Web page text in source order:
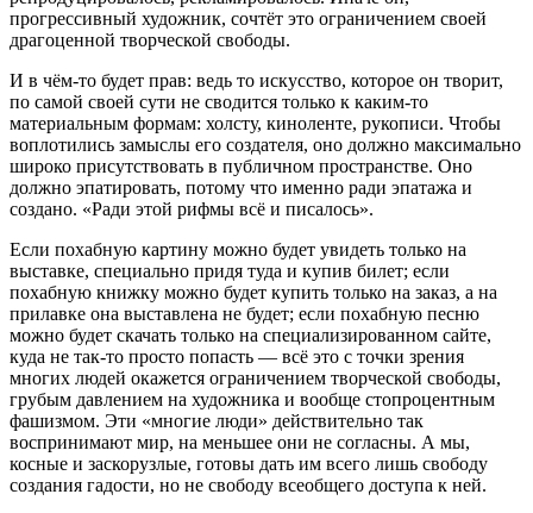
прогрессивный художник, сочтёт это ограничением своей
драгоценной творческой свободы.
И в чём-то будет прав: ведь то искусство, которое он творит,
по самой своей сути не сводится только к каким-то
материальным формам: холсту, киноленте, рукописи. Чтобы
воплотились замыслы его создателя, оно должно максимально
широко присутствовать в публичном пространстве. Оно
должно эпатировать, потому что именно ради эпатажа и
создано. «Ради этой рифмы всё и писалось».
Если похабную картину можно будет увидеть только на
выставке, специально придя туда и купив билет; если
похабную книжку можно будет купить только на заказ, а на
прилавке она выставлена не будет; если похабную песню
можно будет скачать только на специализированном сайте,
куда не так-то просто попасть — всё это с точки зрения
многих людей окажется ограничением творческой свободы,
грубым давлением на художника и вообще стопроцентным
фашизмом. Эти «многие люди» действительно так
воспринимают мир, на меньшее они не согласны. А мы,
косные и заскорузлые, готовы дать им всего лишь свободу
создания гадости, но не свободу всеобщего доступа к ней.